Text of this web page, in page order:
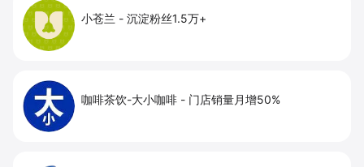
小苍兰 - 沉淀粉丝1.5万+
咖啡茶饮-大小咖啡 - 门店销量月增50%